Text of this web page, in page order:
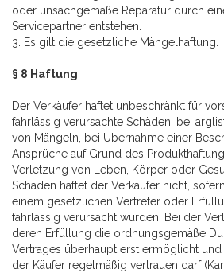
oder unsachgemäße Reparatur durch
Servicepartner entstehen.
3. Es gilt die gesetzliche Mängelhaftung.
§ 8 Haftung
Der Verkäufer haftet unbeschränkt für
fahrlässig verursachte Schäden, bei
von Mängeln, bei Übernahme einer
Ansprüche auf Grund des
Verletzung von Leben, Körper oder
Schäden haftet der Verkäufer nicht,
einem gesetzlichen Vertreter oder
fahrlässig verursacht wurden. Bei der
deren Erfüllung die ordnungsgemäße
Vertrages überhaupt erst ermöglicht und
der Käufer regelmäßig vertrauen darf